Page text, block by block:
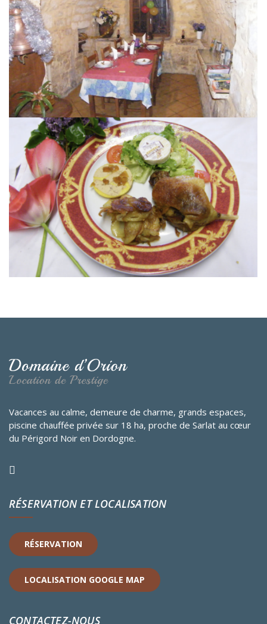
Vacances au calme, demeure de charme, grands espaces,
piscine chauffée privée sur 18 ha, proche de Sarlat au cœur
du Périgord Noir en Dordogne.
RÉSERVATION ET LOCALISATION
RÉSERVATION
LOCALISATION GOOGLE MAP
CONTACTEZ-NOUS